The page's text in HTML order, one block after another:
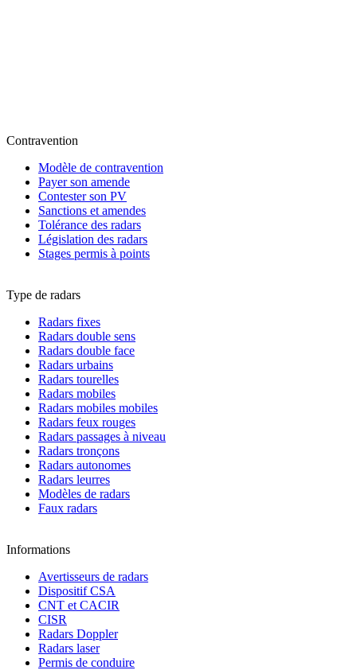
Contravention
Modèle de contravention
Payer son amende
Contester son PV
Sanctions et amendes
Tolérance des radars
Législation des radars
Stages permis à points
Type de radars
Radars fixes
Radars double sens
Radars double face
Radars urbains
Radars tourelles
Radars mobiles
Radars mobiles mobiles
Radars feux rouges
Radars passages à niveau
Radars tronçons
Radars autonomes
Radars leurres
Modèles de radars
Faux radars
Informations
Avertisseurs de radars
Dispositif CSA
CNT et CACIR
CISR
Radars Doppler
Radars laser
Permis de conduire